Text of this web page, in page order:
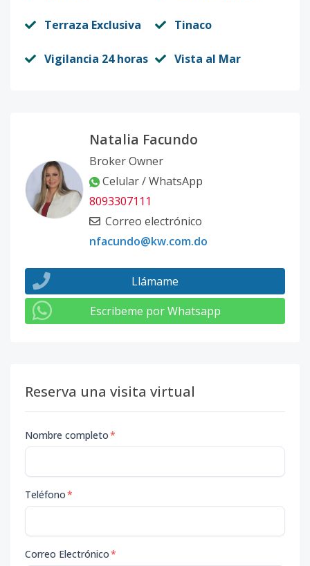
Terraza Exclusiva Tinaco
Vigilancia 24 horas Vista al Mar
Natalia Facundo
Broker Owner
Celular / WhatsApp
8093307111
Correo electrónico
nfacundo@kw.com.do
Llámame
Escribeme por Whatsapp
Reserva una visita virtual
Nombre completo*
Teléfono*
Correo Electrónico*